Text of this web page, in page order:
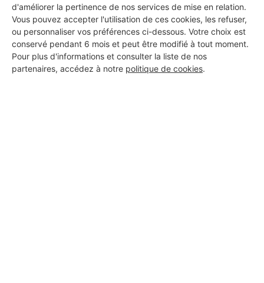
d'améliorer la pertinence de nos services de mise en relation.
Vous pouvez accepter l'utilisation de ces cookies, les refuser,
ou personnaliser vos préférences ci-dessous. Votre choix est
conservé pendant 6 mois et peut être modifié à tout moment.
Pour plus d'informations et consulter la liste de nos
partenaires, accédez à notre politique de cookies.